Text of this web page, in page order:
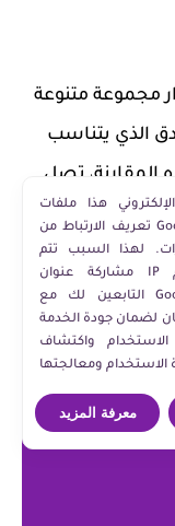
مجموعة متنوعة
الذي يتناسب
المقارنة، تصل
فندق وأي منها قد
قصتنا بعد،
تنتظرنا
هذا ملفات
تعريف الارتباط من Google لتقديم خدماته
لهذا السبب تتم
مشاركة عنوان IP ووكيل المستخدم
التابعين لك مع Google بالإضافة إلى
لضمان جودة الخدمة
واكتشاف
معرفة المزيد